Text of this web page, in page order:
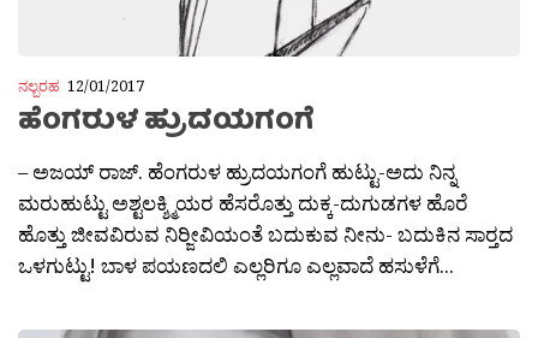
ನಲ್ಬರಹ 12/01/2017
ಹೆಂಗರುಳ ಹ್ರುದಯಗಂಗೆ
– ಅಜಯ್ ರಾಜ್. ಹೆಂಗರುಳ ಹ್ರುದಯಗಂಗೆ ಹುಟ್ಟು-ಅದು ನಿನ್ನ
ಮರುಹುಟ್ಟು ಅಶ್ಟಲಕ್ಶ್ಮಿಯರ ಹೆಸರೊತ್ತು ದುಕ್ಕ-ದುಗುಡಗಳ ಹೊರೆ
ಹೊತ್ತು ಜೀವವಿರುವ ನಿರ‍್ಜೀವಿಯಂತೆ ಬದುಕುವ ನೀನು- ಬದುಕಿನ ಸಾರ‍್ತದ
ಒಳಗುಟ್ಟು! ಬಾಳ ಪಯಣದಲಿ ಎಲ್ಲರಿಗೂ ಎಲ್ಲವಾದೆ ಹಸುಳೆಗೆ...